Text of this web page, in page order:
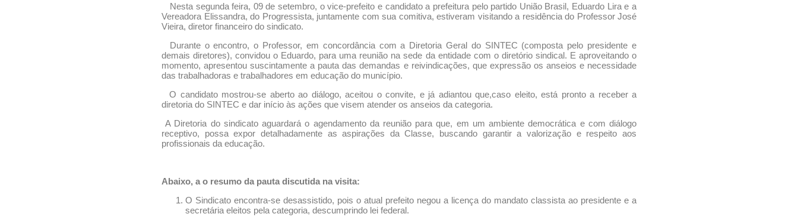
Nesta segunda feira, 09 de setembro, o vice-prefeito e candidato a prefeitura pelo partido União Brasil, Eduardo Lira e a
Vereadora Elissandra, do Progressista, juntamente com sua comitiva, estiveram visitando a residência do Professor José
Vieira, diretor financeiro do sindicato.
Durante o encontro, o Professor, em concordância com a Diretoria Geral do SINTEC (composta pelo presidente e
demais diretores), convidou o Eduardo, para uma reunião na sede da entidade com o diretório sindical. E aproveitando o
momento, apresentou suscintamente a pauta das demandas e reivindicações, que expressão os anseios e necessidade
das trabalhadoras e trabalhadores em educação do município.
O candidato mostrou-se aberto ao diálogo, aceitou o convite, e já adiantou que,caso eleito, está pronto a receber a
diretoria do SINTEC e dar início às ações que visem atender os anseios da categoria.
A Diretoria do sindicato aguardará o agendamento da reunião para que, em um ambiente democrática e com diálogo
receptivo, possa expor detalhadamente as aspirações da Classe, buscando garantir a valorização e respeito aos
profissionais da educação.
Abaixo, a o resumo da pauta discutida na visita:
O Sindicato encontra-se desassistido, pois o atual prefeito negou a licença do mandato classista ao presidente e a
secretária eleitos pela categoria, descumprindo lei federal.